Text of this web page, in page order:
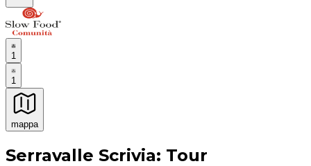
1
1
mappa
Esperienze culinarie indimenticabili: Esperienze
Serravalle Scrivia: Tour